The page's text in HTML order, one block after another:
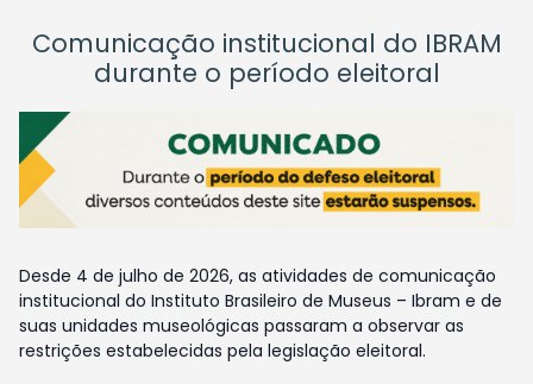
Comunicação institucional do IBRAM
durante o período eleitoral
Desde 4 de julho de 2026, as atividades de comunicação
institucional do Instituto Brasileiro de Museus – Ibram e de
suas unidades museológicas passaram a observar as
restrições estabelecidas pela legislação eleitoral.